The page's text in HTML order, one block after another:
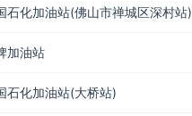
石化加油站(佛山市禅城区深村站)
加油站
石化加油站(大桥站)